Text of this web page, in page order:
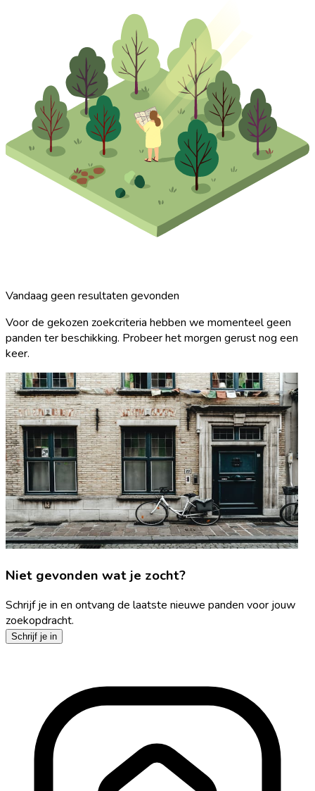
Vandaag geen resultaten gevonden
Voor de gekozen zoekcriteria hebben we momenteel geen
panden ter beschikking. Probeer het morgen gerust nog een
keer.
Niet gevonden wat je zocht?
Schrijf je in en ontvang de laatste nieuwe panden voor jouw
zoekopdracht.
Schrijf je in